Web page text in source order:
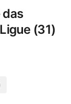
das
(31)